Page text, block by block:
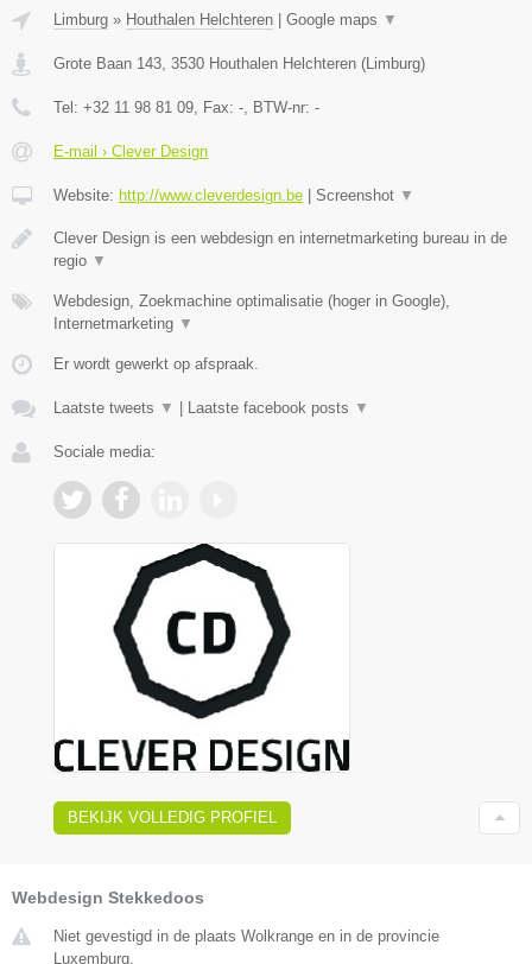
Limburg » Houthalen Helchteren Google maps ▼
Grote Baan 143, 3530 Houthalen Helchteren (Limburg)
Tel: +32 11 98 81 09, Fax: -, BTW-nr: -
E-mail › Clever Design
Website: http://www.cleverdesign.be Screenshot ▼
Clever Design is een webdesign en internetmarketing bureau in de
regio ▼
Webdesign, Zoekmachine optimalisatie (hoger in Google),
Internetmarketing ▼
Er wordt gewerkt op afspraak.
Laatste tweets ▼ Laatste facebook posts ▼
Sociale media:
BEKIJK VOLLEDIG PROFIEL
Webdesign Stekkedoos
Niet gevestigd in de plaats Wolkrange en in de provincie
Luxemburg.